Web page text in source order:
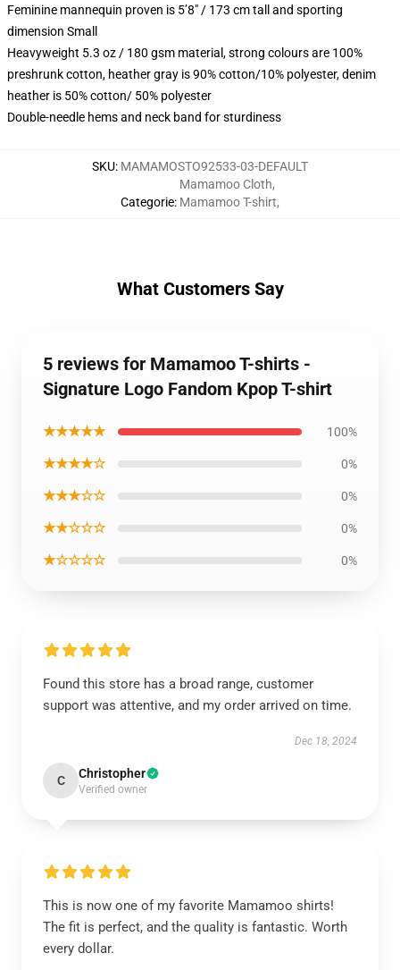
Feminine mannequin proven is 5’8″ / 173 cm tall and sporting
dimension Small
Heavyweight 5.3 oz / 180 gsm material, strong colours are 100%
preshrunk cotton, heather gray is 90% cotton/10% polyester, denim
heather is 50% cotton/ 50% polyester
Double-needle hems and neck band for sturdiness
SKU: MAMAMOSTO92533-03-DEFAULT
Categorie:
Mamamoo Cloth,
Mamamoo T-shirt,
What Customers Say
5 reviews for Mamamoo T-shirts -
Signature Logo Fandom Kpop T-shirt
★★★★★ 100%
★★★★☆ 0%
★★★☆☆ 0%
★★☆☆☆ 0%
★☆☆☆☆ 0%
Found this store has a broad range, customer
support was attentive, and my order arrived on time.
Dec 18, 2024
C Christopher
Verified owner
This is now one of my favorite Mamamoo shirts!
The fit is perfect, and the quality is fantastic. Worth
every dollar.